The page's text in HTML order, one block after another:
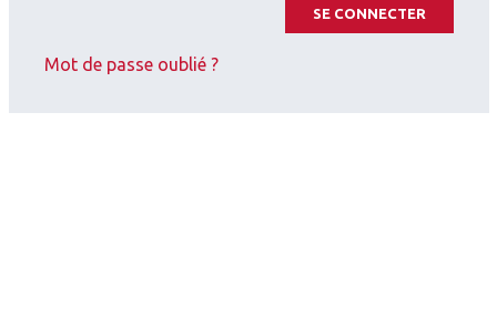
SE CONNECTER
Mot de passe oublié ?